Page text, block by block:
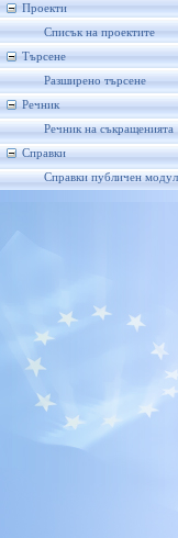
Проекти
Списък на проектите
Търсене
Разширено търсене
Речник
Речник на съкращенията
Справки
Справки публичен модул